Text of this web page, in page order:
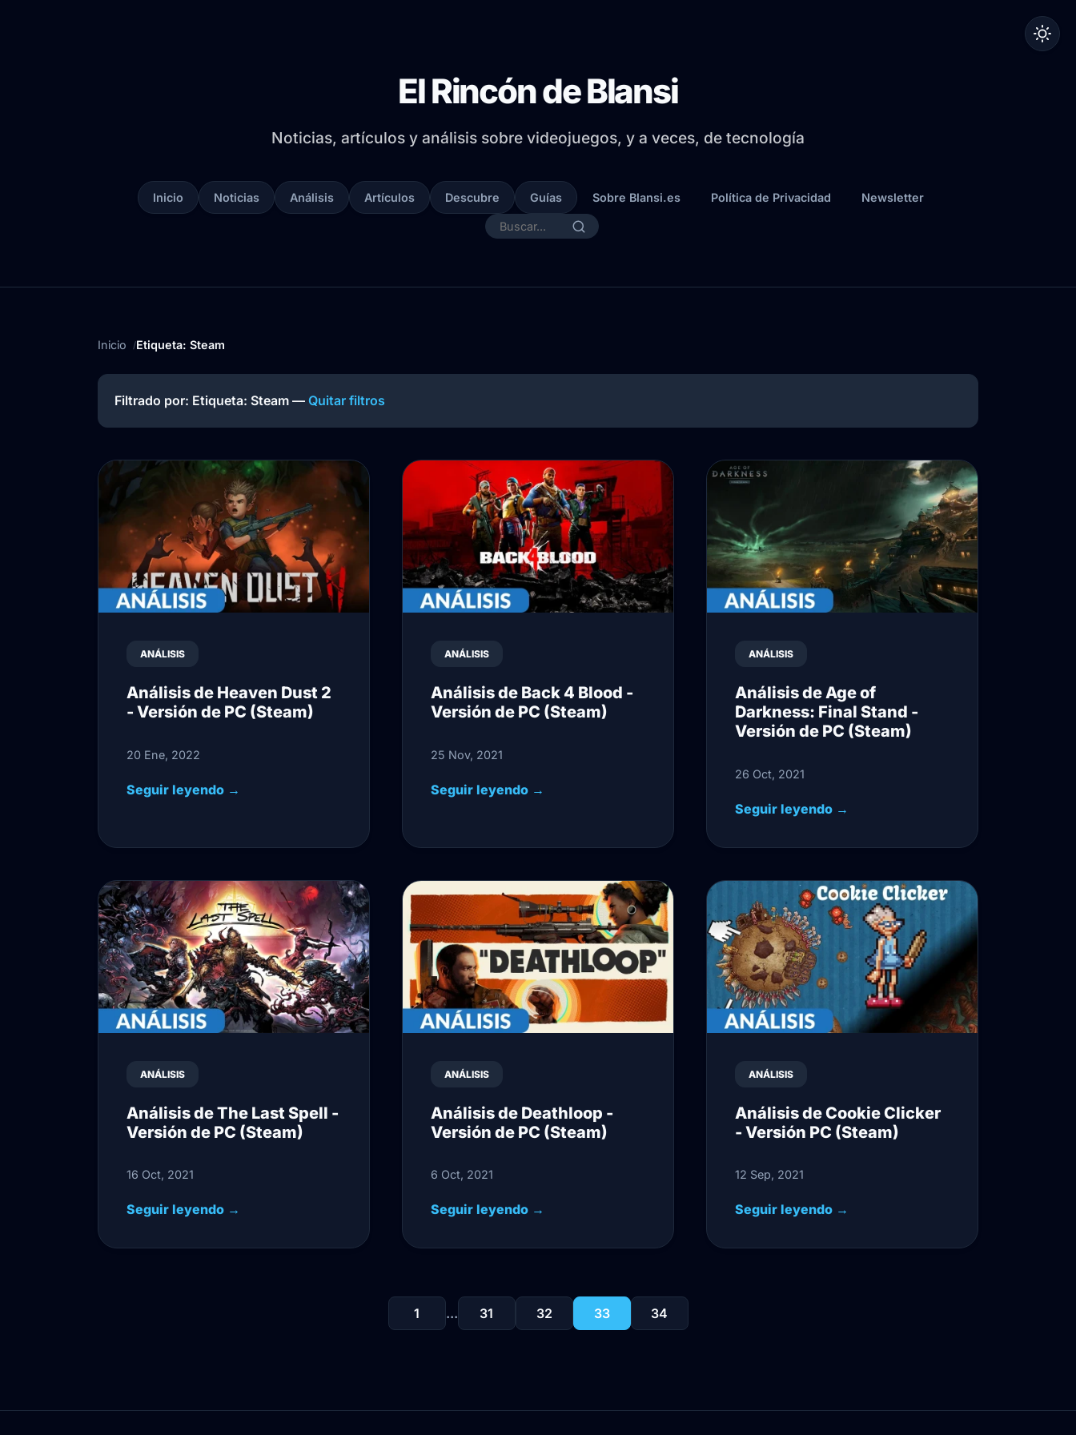
El Rincón de Blansi
Noticias, artículos y análisis sobre videojuegos, y a veces, de tecnología
Inicio Noticias Análisis Artículos Descubre Guías Sobre Blansi.es Política de Privacidad Newsletter
Inicio Etiqueta: Steam
Filtrado por: Etiqueta: Steam — Quitar filtros
ANÁLISIS
Análisis de Heaven Dust 2
- Versión de PC (Steam)
20 Ene, 2022
Seguir leyendo →
ANÁLISIS
Análisis de Back 4 Blood -
Versión de PC (Steam)
25 Nov, 2021
Seguir leyendo →
ANÁLISIS
Análisis de Age of
Darkness: Final Stand -
Versión de PC (Steam)
26 Oct, 2021
Seguir leyendo →
ANÁLISIS
Análisis de The Last Spell -
Versión de PC (Steam)
16 Oct, 2021
Seguir leyendo →
ANÁLISIS
Análisis de Deathloop -
Versión de PC (Steam)
6 Oct, 2021
Seguir leyendo →
ANÁLISIS
Análisis de Cookie Clicker
- Versión PC (Steam)
12 Sep, 2021
Seguir leyendo →
1 ... 31 32 33 34